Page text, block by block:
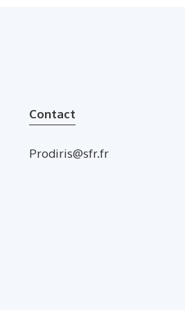
Contact
Prodiris@sfr.fr